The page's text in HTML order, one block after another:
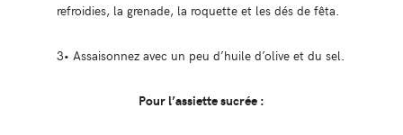
refroidies, la grenade, la roquette et les dés de fêta.
3• Assaisonnez avec un peu d’huile d’olive et du sel.
Pour l’assiette sucrée :